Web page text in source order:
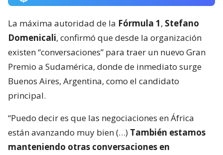
La máxima autoridad de la Fórmula 1, Stefano
Domenicali, confirmó que desde la organización
existen “conversaciones” para traer un nuevo Gran
Premio a Sudamérica, donde de inmediato surge
Buenos Aires, Argentina, como el candidato
principal.
“Puedo decir es que las negociaciones en África
están avanzando muy bien (…) También estamos
manteniendo otras conversaciones en